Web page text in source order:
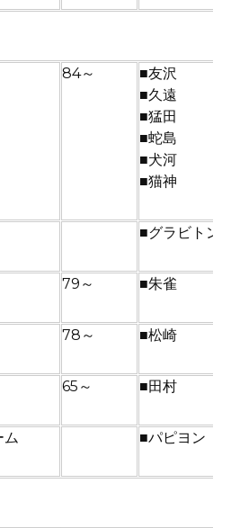
84～
■友沢
■久遠
■猛田
■蛇島
■犬河
■猫神
■グラビトン
79～ ■朱雀
78～ ■松崎
65～ ■田村
ム ■パピヨン